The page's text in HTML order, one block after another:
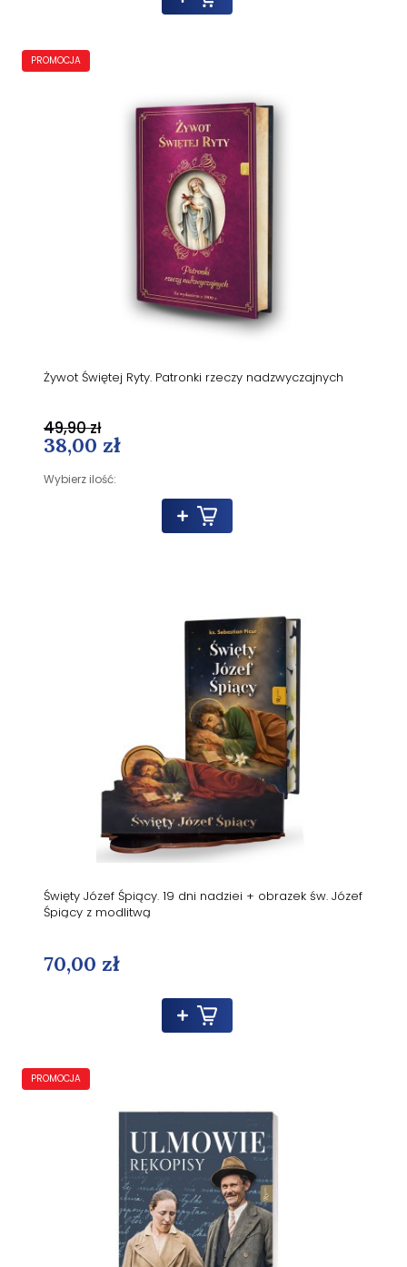
Żywot Świętej Ryty. Patronki rzeczy nadzwyczajnych
38,00 zł
Wybierz ilość:
49,90 zł
PROMOCJA
Święty Józef Śpiący. 19 dni nadziei + obrazek św. Józef
Śpiący z modlitwą
70,00 zł
PROMOCJA